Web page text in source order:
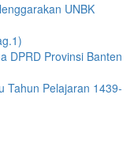
UNBK
DPRD Provinsi Banten
Tahun Pelajaran 1439-